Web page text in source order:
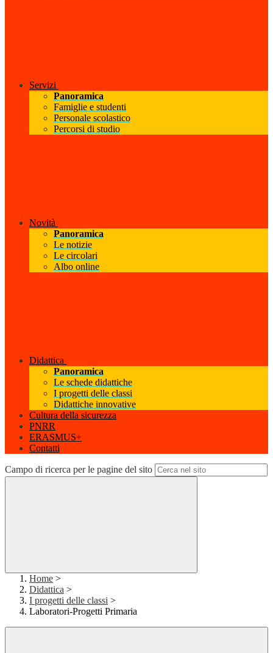
Servizi
Panoramica
Famiglie e studenti
Personale scolastico
Percorsi di studio
Novità
Panoramica
Le notizie
Le circolari
Albo online
Didattica
Panoramica
Le schede didattiche
I progetti delle classi
Didattiche innovative
Cultura della sicurezza
PNRR
ERASMUS+
Contatti
Campo di ricerca per le pagine del sito
Home >
Didattica >
I progetti delle classi >
Laboratori-Progetti Primaria